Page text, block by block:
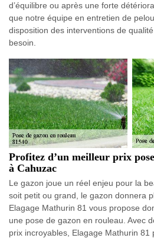
d’équilibre ou après une forte
que notre équipe en entretien de
disposition des interventions de
besoin.
Profitez d’un meilleur prix
à Cahuzac
Le gazon joue un réel enjeu pour la
soit petit ou grand, le gazon donnera
Elagage Mathurin 81 vous propose
une pose de gazon en rouleau. Avec
prix incroyables, Elagage Mathurin 81